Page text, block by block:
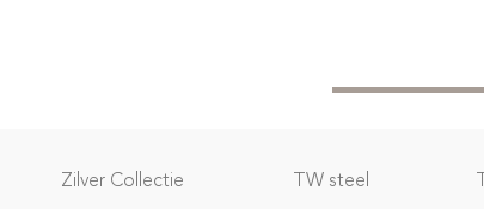
Zilver Collectie TW steel